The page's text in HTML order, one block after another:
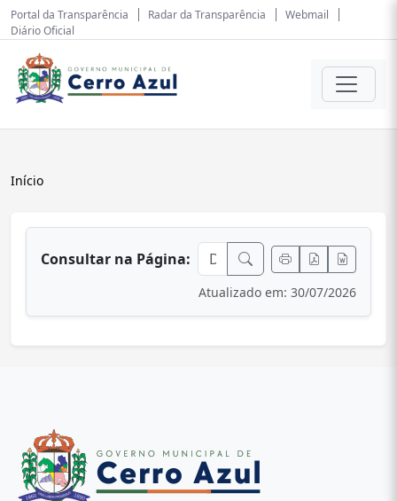
Portal da Transparência Radar da Transparência
Webmail
Diário Oficial
Início
Consultar na Página:
Atualizado em: 30/07/2026